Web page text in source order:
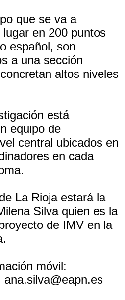
que se va a
en 200 puntos
español, son
a una sección
altos niveles
está
equipo de
central ubicados en
en cada
La Rioja estará la
Silva quien es la
de IMV en la
móvil:
ana.silva@eapn.es